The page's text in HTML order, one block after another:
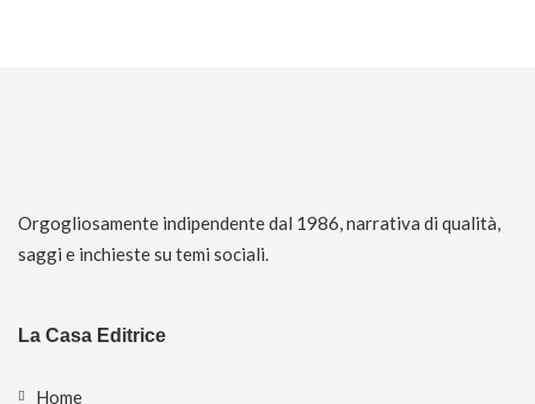
Orgogliosamente indipendente dal 1986, narrativa di qualità,
saggi e inchieste su temi sociali.
La Casa Editrice
Home